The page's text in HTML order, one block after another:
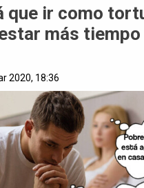
que ir como
más tiempo
2020, 18:36